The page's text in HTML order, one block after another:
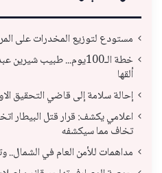
مستودع لتوزيع المخدرات على
خطة الـ100يوم... طبيب
ألقها
إحالة سلامة إلى قاضي التحقيق
اعلامي يكشف: قرار قتل البيطار
تخاف مما سيكشفه
مداهمات للأمن العام في الشمال..